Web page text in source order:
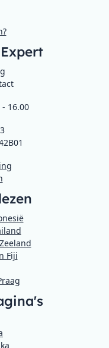
16.00
Fiji